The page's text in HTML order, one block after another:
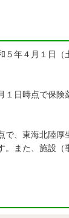
年４月１日（
時点で保険薬
東海北陸厚
た、施設（事